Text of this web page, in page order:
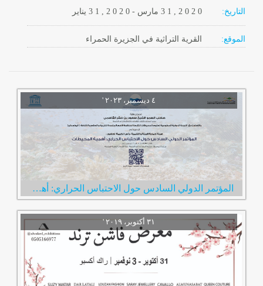
التاريخ: 3 1 , 2 0 2 0- مارس 3 1 , 2 0 2 0
الموقع: القرية التراثية في الجزيرة الحمراء
المؤتمر الدولي السادس حول الاحتباس الحراري: أهمية المحيطات